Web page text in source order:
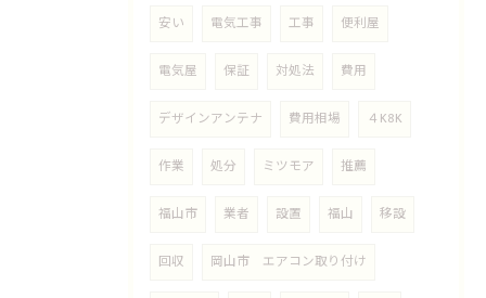
安い 電気工事 工事 便利屋
電気屋 保証 対処法 費用
デザインアンテナ 費用相場 ４K8K
作業 処分 ミツモア 推薦
福山市 業者 設置 福山 移設
回収 岡山市 エアコン取り付け